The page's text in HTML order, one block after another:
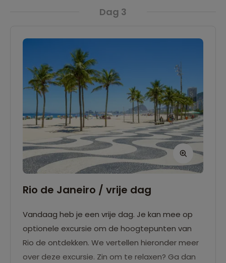
automatisch financieel bij aan het project,
de plaats van bestemming
Dag 3
Rio de Janeiro / vrije dag
Vandaag heb je een vrije dag. Je kan mee op
optionele excursie om de hoogtepunten van
Rio de ontdekken. We vertellen hieronder meer
over deze excursie. Zin om te relaxen? Ga dan